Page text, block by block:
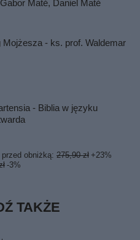
Maté, Daniel Maté
- ks. prof. Waldemar
- Biblia w języku
obniżką: 275,90 zł +23%
-3%
TAKŻE